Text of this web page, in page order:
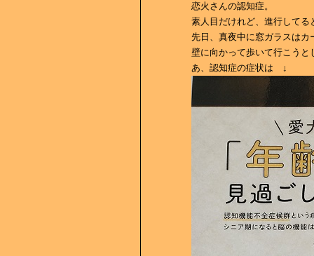
恋火さんの認知症。
素人目だけれど、進行してる
先日、真夜中に窓ガラスはカ
壁に向かって歩いて行こうと
あ、認知症の症状は ↓